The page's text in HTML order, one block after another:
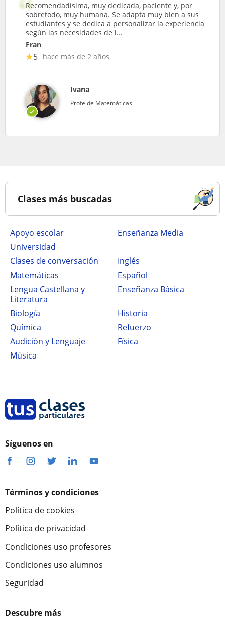
Recomendadísima, muy dedicada, paciente y, por
sobretodo, muy humana. Se adapta muy bien a sus
estudiantes y se dedica a personalizar la experiencia
según las necesidades de l...
Fran
5 hace más de 2 años
Ivana
Profe de Matemáticas
Clases más buscadas
Apoyo escolar
Enseñanza Media
Universidad
Clases de conversación
Inglés
Matemáticas
Español
Lengua Castellana y
Literatura
Enseñanza Básica
Biología
Historia
Química
Refuerzo
Audición y Lenguaje
Física
Música
Síguenos en
Términos y condiciones
Política de cookies
Política de privacidad
Condiciones uso profesores
Condiciones uso alumnos
Seguridad
Descubre más